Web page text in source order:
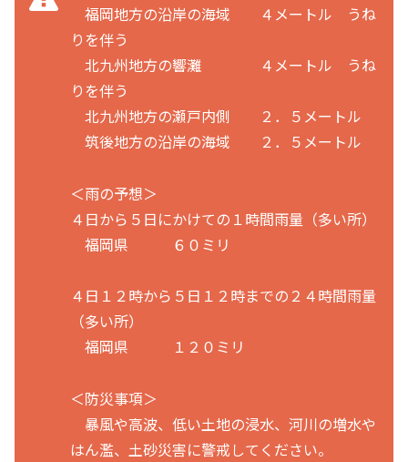
福岡地方の沿岸の海域 ４メートル うね
りを伴う
北九州地方の響灘 ４メートル うね
りを伴う
北九州地方の瀬戸内側 ２．５メートル
筑後地方の沿岸の海域 ２．５メートル
＜雨の予想＞
４日から５日にかけての１時間雨量（多い所）
福岡県 ６０ミリ
４日１２時から５日１２時までの２４時間雨量
（多い所）
福岡県 １２０ミリ
＜防災事項＞
暴風や高波、低い土地の浸水、河川の増水や
はん濫、土砂災害に警戒してください。